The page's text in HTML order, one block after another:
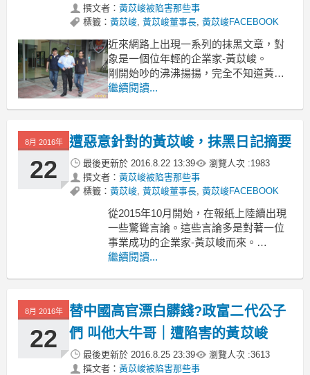
撰文者： 黃苡峻被陷害那些事
標籤： 黃苡峻, 黃苡峻董事長, 黃苡峻FACEBOOK
近來網路上出現一系列的抹黑文章，對
象是一個位年輕的企業家-黃苡峻。
剛開始吵的沸沸揚揚，完全不知道黃苡
峻為何許人也，又為了何事被這樣大肆
東對黃苡峻因故心生不滿，於是就躲在
網路後面對黃苡峻大肆攻擊。
更扯的是之前還意圖將槍擊案攀到黃苡
峻身上，
繼續閱讀...
8月 2016年
22
遭惡意針對的黃苡峻，抹黑日記摘要
最後更新於 2016.8.22 13:39 瀏覽人次 :1983
撰文者： 黃苡峻被陷害那些事
標籤： 黃苡峻, 黃苡峻董事長, 黃苡峻FACEBOOK
從2015年10月開始，在報紙上陸續出現
一些驚聳言論。這些言論多是對著一位
事業成功的企業家-黃苡峻而來。
更有甚者，在媒體上直指「有人」要對
我們來看一下這則新聞。
下車撒尿 400萬名車挨槍 人也中彈
2015-11-06
〔
繼續閱讀...
8月 2016年
22
替中國高官漂白髒錢?政富二代公子
們 叫他大牛哥｜遭陷害的黃苡峻
最後更新於 2016.8.25 23:39 瀏覽人次 :3613
撰文者： 黃苡峻被陷害那些事